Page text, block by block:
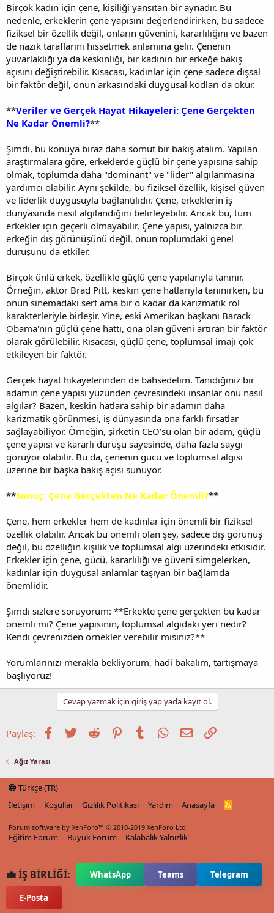
Birçok kadın için çene, kişiliği yansıtan bir aynadır. Bu
nedenle, erkeklerin çene yapısını değerlendirirken, bu sadece
fiziksel bir özellik değil, onların güvenini, kararlılığını ve bazen
de nazik taraflarını hissetmek anlamına gelir. Çenenin
yuvarlaklığı ya da keskinliği, bir kadının bir erkeğe bakış
açısını değiştirebilir. Kısacası, kadınlar için çene sadece dışsal
bir faktör değil, onun arkasındaki duygusal kodları da okur.
**Veriler ve Gerçek Hayat Hikayeleri: Çene Gerçekten
Ne Kadar Önemli?**
Şimdi, bu konuya biraz daha somut bir bakış atalım. Yapılan
araştırmalara göre, erkeklerde güçlü bir çene yapısına sahip
olmak, toplumda daha "dominant" ve "lider" algılanmasına
yardımcı olabilir. Aynı şekilde, bu fiziksel özellik, kişisel güven
ve liderlik duygusuyla bağlantılıdır. Çene, erkeklerin iş
dünyasında nasıl algılandığını belirleyebilir. Ancak bu, tüm
erkekler için geçerli olmayabilir. Çene yapısı, yalnızca bir
erkeğin dış görünüşünü değil, onun toplumdaki genel
duruşunu da etkiler.
Birçok ünlü erkek, özellikle güçlü çene yapılarıyla tanınır.
Örneğin, aktör Brad Pitt, keskin çene hatlarıyla tanınırken, bu
onun sinemadaki sert ama bir o kadar da karizmatik rol
karakterleriyle birleşir. Yine, eski Amerikan başkanı Barack
Obama'nın güçlü çene hattı, ona olan güveni artıran bir faktör
olarak görülebilir. Kısacası, güçlü çene, toplumsal imajı çok
etkileyen bir faktör.
Gerçek hayat hikayelerinden de bahsedelim. Tanıdığınız bir
adamın çene yapısı yüzünden çevresindeki insanlar onu nasıl
algılar? Bazen, keskin hatlara sahip bir adamın daha
karizmatik görünmesi, iş dünyasında ona farklı fırsatlar
sağlayabiliyor. Örneğin, şirketin CEO’su olan bir adam, güçlü
çene yapısı ve kararlı duruşu sayesinde, daha fazla saygı
görüyor olabilir. Bu da, çenenin gücü ve toplumsal algısı
üzerine bir başka bakış açısı sunuyor.
**Sonuç: Çene Gerçekten Ne Kadar Önemli?**
Çene, hem erkekler hem de kadınlar için önemli bir fiziksel
özellik olabilir. Ancak bu önemli olan şey, sadece dış görünüş
değil, bu özelliğin kişilik ve toplumsal algı üzerindeki etkisidir.
Erkekler için çene, gücü, kararlılığı ve güveni simgelerken,
kadınlar için duygusal anlamlar taşıyan bir bağlamda
önemlidir.
Şimdi sizlere soruyorum: **Erkekte çene gerçekten bu kadar
önemli mi? Çene yapısının, toplumsal algıdaki yeri nedir?
Kendi çevrenizden örnekler verebilir misiniz?**
Yorumlarınızı merakla bekliyorum, hadi bakalım, tartışmaya
başlıyoruz!
Cevap yazmak için giriş yap yada kayıt ol.
Paylaş: Facebook
TwitterReddit PinterestTumblrWhatsApp
E-postaLink
Ağız Yarası
Türkçe (TR)
İletişim
Koşullar Gizlilik Politikası Yardım Anasayfa
R
Forum software by XenForo™ © 2010-2019 XenForo Ltd.
Eğitim Forum Büyük Forum Kalabalık Yalnızlık
💼 İŞ BİRLİĞİ: WhatsApp Teams Telegram
E-Posta